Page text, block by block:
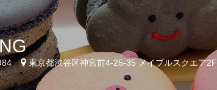
東京都渋谷区神宮前4-25-35 メイプルスクエア2F